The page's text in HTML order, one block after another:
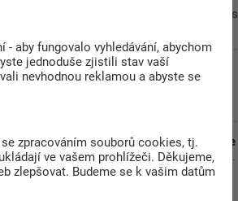
...
Skladem 1 ks
120 Kg 2 cm
Kvalitní rolovaný roštBase rolo je
bez rámu. Jednotlivé latě spojují
...
- aby fungovalo vyhledávání, abychom
jednoduše zjistili stav vaší
nevhodnou reklamou a abyste se
zpracováním souborů cookies, tj.
ve vašem prohlížeči. Děkujeme,
zlepšovat. Budeme se k vašim datům